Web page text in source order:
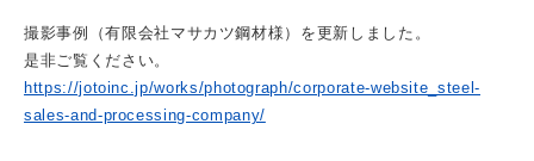
撮影事例（有限会社マサカツ鋼材様）を更新しました。
是非ご覧ください。
https://jotoinc.jp/works/photograph/corporate-website_steel-
sales-and-processing-company/